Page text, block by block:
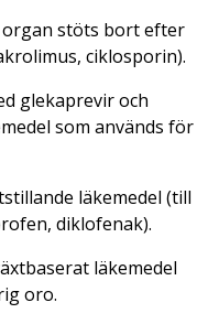
stöts bort efter
ciklosporin).
glekaprevir och
som används för
läkemedel (till
diklofenak).
läkemedel
oro.